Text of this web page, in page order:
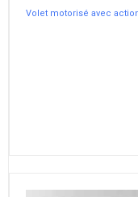
Volet motorisé avec